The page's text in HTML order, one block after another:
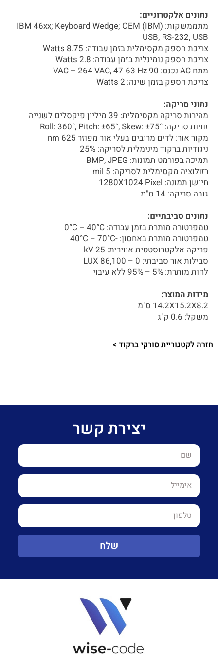
נתונים אלקטרוניים:
מתממשקות: IBM 46xx; Keyboard Wedge; OEM (IBM)
USB; RS-232; USB
צריכת הספק מקסימלית בזמן עבודה: 8.75 Watts
צריכת הספק נומינלית בזמן עבודה: 2.8 Watts
מתח AC נכנס: 90 VAC – 264 VAC, 47-63 Hz
צריכת הספק בזמן שינה: 2 Watts
נתוני סריקה:
מהירות סריקה מקסימלית: 39 מיליון פיקסלים לשנייה
זוויות סריקה: Roll: 360°, Pitch: ±65°, Skew: ±75°
מקור אור: לדים מרובים בעלי אור מפוזר 625 nm
ניגודיות ברקוד מינימלית לסריקה: 25%
תמיכה בפורמט תמונות: BMP, JPEG
רזולוציה מקסימלית לסריקה: 5 mil
חיישן תמונה: 1280X1024 Pixel
גובה סריקה: 14 ס"מ
נתונים סביבתיים:
טמפרטורה מותרת בזמן עבודה: 0°C – 40°C
טמפרטורה מותרת באחסון: -40°C – 70°C
פריקה אלקטרוסטטית אווירית: 25 kV
סבילות אור סביבתי: 0 – 86,100 LUX
לחות מותרת: 5% – 95% ללא עיבוי
מידות המוצר:
14.2X15.2X8.2 ס"מ
משקל: 0.6 ק"ג
חזרה לקטגוריית סורקי ברקוד >
יצירת קשר
שלח